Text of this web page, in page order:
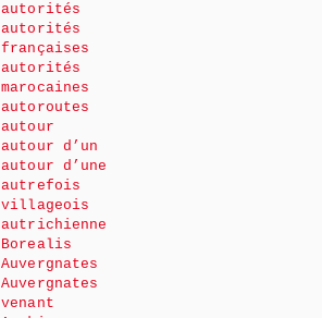
autorités
autorités
françaises
autorités
marocaines
autoroutes
autour
autour d’un
autour d’une
autrefois
villageois
autrichienne
Borealis
Auvergnates
Auvergnates
venant